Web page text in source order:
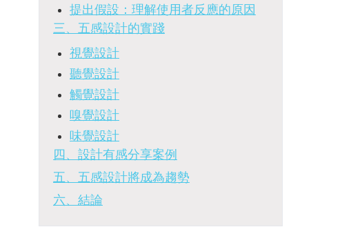
提出假設：理解使用者反應的原因
三、五感設計的實踐
視覺設計
聽覺設計
觸覺設計
嗅覺設計
味覺設計
四、設計有感分享案例
五、五感設計將成為趨勢
六、結論